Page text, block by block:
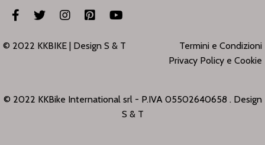
© 2022 KKBIKE | Design S & T
Termini e Condizioni
Privacy Policy e Cookie
© 2022 KKBike International srl - P.IVA 05502640658 . Design
S & T